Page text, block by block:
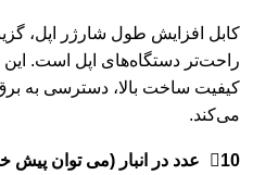
کابل افزایش طول شارژر اپل،
راحت‌تر دستگاه‌های اپل است.
کیفیت ساخت بالا، دسترسی به
می‌کند.
10 عدد در انبار (می توان پیش خرید کرد)